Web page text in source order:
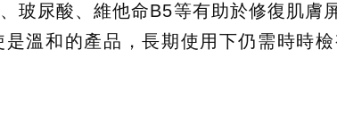
玻尿酸、維他命B5等有助於修復肌膚
溫和的產品，長期使用下仍需時時